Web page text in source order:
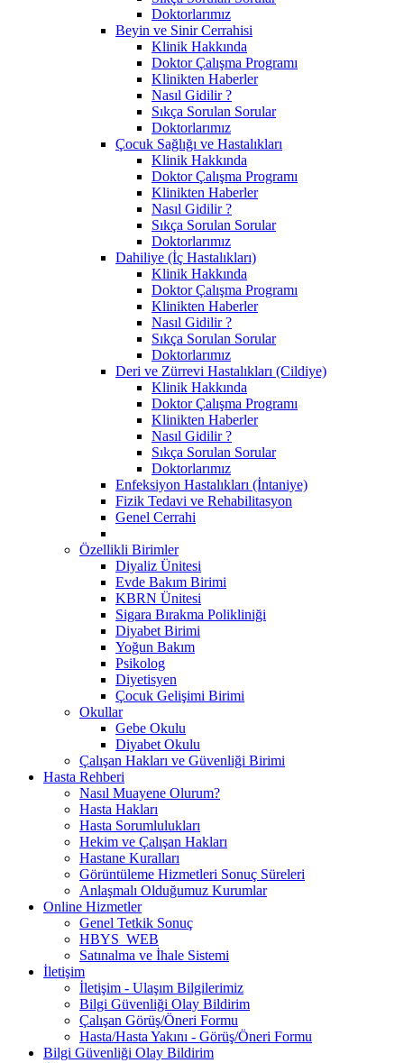
Doktorlarımız
Beyin ve Sinir Cerrahisi
Klinik Hakkında
Doktor Çalışma Programı
Klinikten Haberler
Nasıl Gidilir ?
Sıkça Sorulan Sorular
Doktorlarımız
Çocuk Sağlığı ve Hastalıkları
Klinik Hakkında
Doktor Çalışma Programı
Klinikten Haberler
Nasıl Gidilir ?
Sıkça Sorulan Sorular
Doktorlarımız
Dahiliye (İç Hastalıkları)
Klinik Hakkında
Doktor Çalışma Programı
Klinikten Haberler
Nasıl Gidilir ?
Sıkça Sorulan Sorular
Doktorlarımız
Deri ve Zürrevi Hastalıkları (Cildiye)
Klinik Hakkında
Doktor Çalışma Programı
Klinikten Haberler
Nasıl Gidilir ?
Sıkça Sorulan Sorular
Doktorlarımız
Enfeksiyon Hastalıkları (İntaniye)
Fizik Tedavi ve Rehabilitasyon
Genel Cerrahi
Özellikli Birimler
Diyaliz Ünitesi
Evde Bakım Birimi
KBRN Ünitesi
Sigara Bırakma Polikliniği
Diyabet Birimi
Yoğun Bakım
Psikolog
Diyetisyen
Çocuk Gelişimi Birimi
Okullar
Gebe Okulu
Diyabet Okulu
Çalışan Hakları ve Güvenliği Birimi
Hasta Rehberi
Nasıl Muayene Olurum?
Hasta Hakları
Hasta Sorumlulukları
Hekim ve Çalışan Hakları
Hastane Kuralları
Görüntüleme Hizmetleri Sonuç Süreleri
Anlaşmalı Olduğumuz Kurumlar
Online Hizmetler
Genel Tetkik Sonuç
HBYS_WEB
Satınalma ve İhale Sistemi
İletişim
İletişim - Ulaşım Bilgilerimiz
Bilgi Güvenliği Olay Bildirim
Çalışan Görüş/Öneri Formu
Hasta/Hasta Yakını - Görüş/Öneri Formu
Bilgi Güvenliği Olay Bildirim